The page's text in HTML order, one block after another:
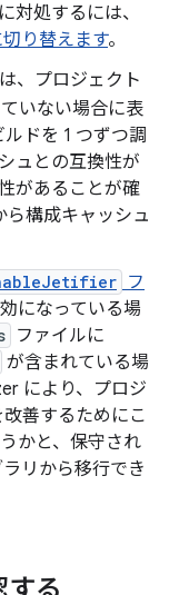
対処するには、
り替えます。
、プロジェクト
いない場合に表
ドを 1 つずつ調
ュとの互換性が
があることが確
ら構成キャッシュ
フ
になっている場
ファイルに
が含まれている場
により、プロジ
善するためにこ
かと、保守され
リから移行でき